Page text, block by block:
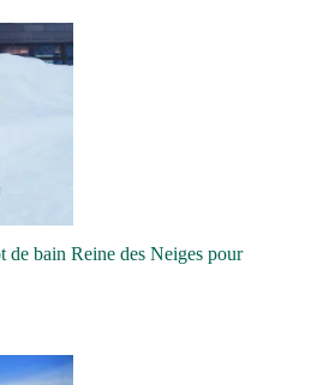
de bain Reine des Neiges pour